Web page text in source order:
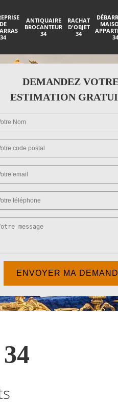
DE
34
ANTIQUAIRE
BROCANTEUR
34
RACHAT
D'OBJET
34
34
DEMANDEZ
ESTIMATION